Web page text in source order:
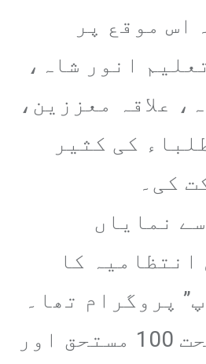
اس موقع پر
انور شاہ،
علاقہ معززین،
کی کثیر
کی۔
نمایاں
کا
پروگرام تھا۔
اس جذبے کے تحت 100 مستحق اور